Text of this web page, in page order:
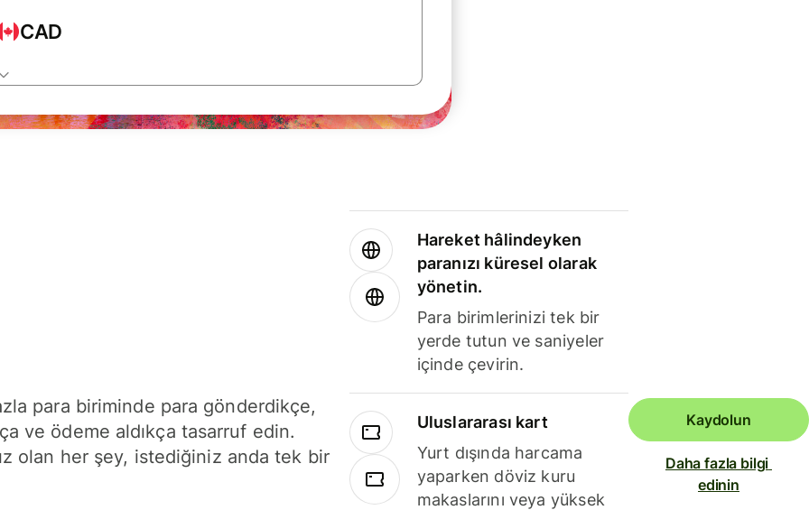
CAD
para biriminde para gönderdikçe,
ve ödeme aldıkça tasarruf edin.
olan her şey, istediğiniz anda tek bir
Hareket hâlindeyken
paranızı küresel olarak
yönetin.
Para birimlerinizi tek bir
yerde tutun ve saniyeler
içinde çevirin.
Uluslararası kart
Yurt dışında harcama
yaparken döviz kuru
makaslarını veya yüksek
Kaydolun
Daha fazla bilgi
edinin